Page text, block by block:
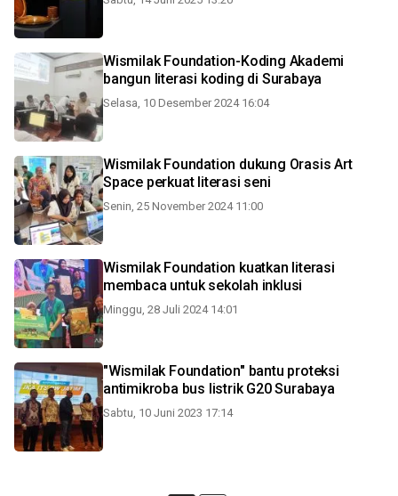
Wismilak Foundation-Koding Akademi
bangun literasi koding di Surabaya
Selasa, 10 Desember 2024 16:04
Wismilak Foundation dukung Orasis Art
Space perkuat literasi seni
Senin, 25 November 2024 11:00
Wismilak Foundation kuatkan literasi
membaca untuk sekolah inklusi
Minggu, 28 Juli 2024 14:01
"Wismilak Foundation" bantu proteksi
antimikroba bus listrik G20 Surabaya
Sabtu, 10 Juni 2023 17:14